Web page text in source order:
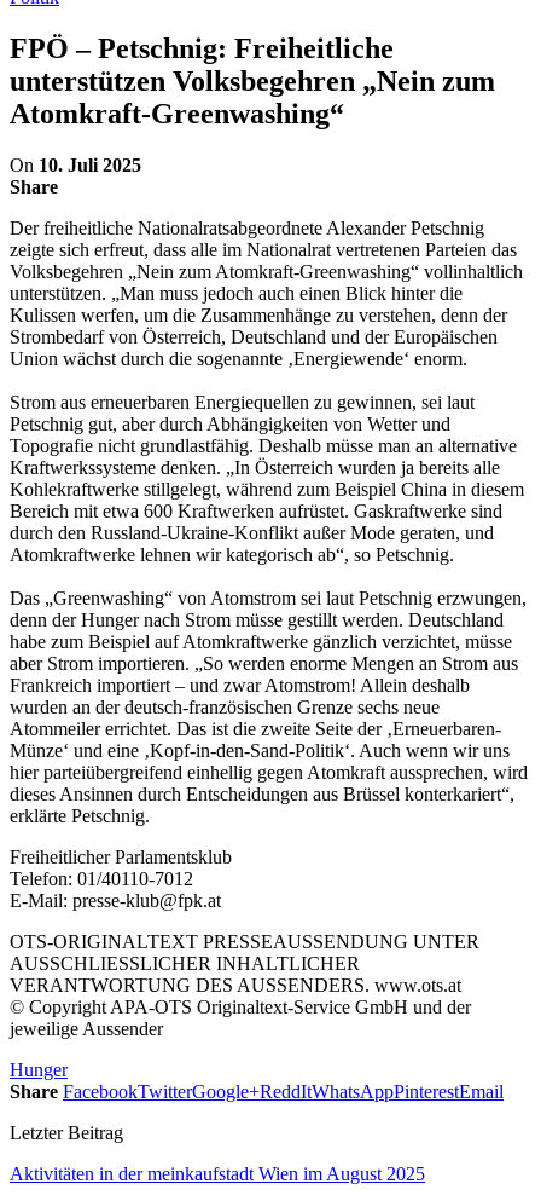
FPÖ – Petschnig: Freiheitliche
unterstützen Volksbegehren „Nein zum
Atomkraft-Greenwashing“
On 10. Juli 2025
Share
Der freiheitliche Nationalratsabgeordnete Alexander Petschnig
zeigte sich erfreut, dass alle im Nationalrat vertretenen Parteien das
Volksbegehren „Nein zum Atomkraft-Greenwashing“ vollinhaltlich
unterstützen. „Man muss jedoch auch einen Blick hinter die
Kulissen werfen, um die Zusammenhänge zu verstehen, denn der
Strombedarf von Österreich, Deutschland und der Europäischen
Union wächst durch die sogenannte ‚Energiewende‘ enorm.
Strom aus erneuerbaren Energiequellen zu gewinnen, sei laut
Petschnig gut, aber durch Abhängigkeiten von Wetter und
Topografie nicht grundlastfähig. Deshalb müsse man an alternative
Kraftwerkssysteme denken. „In Österreich wurden ja bereits alle
Kohlekraftwerke stillgelegt, während zum Beispiel China in diesem
Bereich mit etwa 600 Kraftwerken aufrüstet. Gaskraftwerke sind
durch den Russland-Ukraine-Konflikt außer Mode geraten, und
Atomkraftwerke lehnen wir kategorisch ab“, so Petschnig.
Das „Greenwashing“ von Atomstrom sei laut Petschnig erzwungen,
denn der Hunger nach Strom müsse gestillt werden. Deutschland
habe zum Beispiel auf Atomkraftwerke gänzlich verzichtet, müsse
aber Strom importieren. „So werden enorme Mengen an Strom aus
Frankreich importiert – und zwar Atomstrom! Allein deshalb
wurden an der deutsch-französischen Grenze sechs neue
Atommeiler errichtet. Das ist die zweite Seite der ‚Erneuerbaren-
Münze‘ und eine ‚Kopf-in-den-Sand-Politik‘. Auch wenn wir uns
hier parteiübergreifend einhellig gegen Atomkraft aussprechen, wird
dieses Ansinnen durch Entscheidungen aus Brüssel konterkariert“,
erklärte Petschnig.
Freiheitlicher Parlamentsklub
Telefon: 01/40110-7012
E-Mail: presse-klub@fpk.at
OTS-ORIGINALTEXT PRESSEAUSSENDUNG UNTER
AUSSCHLIESSLICHER INHALTLICHER
VERANTWORTUNG DES AUSSENDERS. www.ots.at
© Copyright APA-OTS Originaltext-Service GmbH und der
jeweilige Aussender
Hunger
Share FacebookTwitterGoogle+ReddItWhatsAppPinterestEmail
Letzter Beitrag
Aktivitäten in der meinkaufstadt Wien im August 2025